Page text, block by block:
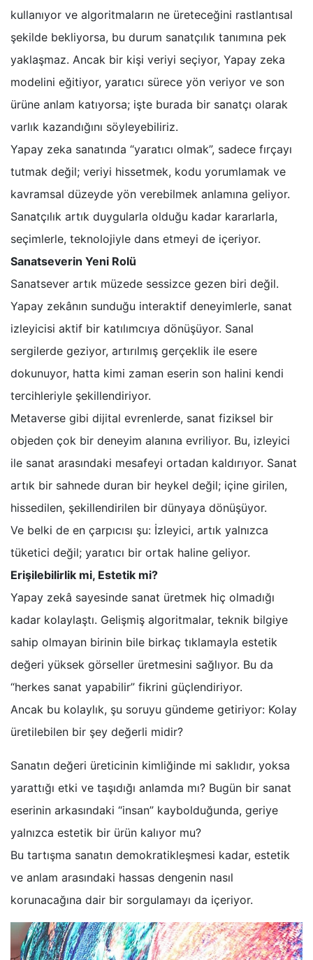
kullanıyor ve algoritmaların ne üreteceğini rastlantısal
şekilde bekliyorsa, bu durum sanatçılık tanımına pek
yaklaşmaz. Ancak bir kişi veriyi seçiyor, Yapay zeka
modelini eğitiyor, yaratıcı sürece yön veriyor ve son
ürüne anlam katıyorsa; işte burada bir sanatçı olarak
varlık kazandığını söyleyebiliriz.
Yapay zeka sanatında “yaratıcı olmak”, sadece fırçayı
tutmak değil; veriyi hissetmek, kodu yorumlamak ve
kavramsal düzeyde yön verebilmek anlamına geliyor.
Sanatçılık artık duygularla olduğu kadar kararlarla,
seçimlerle, teknolojiyle dans etmeyi de içeriyor.
Sanatseverin Yeni Rolü
Sanatsever artık müzede sessizce gezen biri değil.
Yapay zekânın sunduğu interaktif deneyimlerle, sanat
izleyicisi aktif bir katılımcıya dönüşüyor. Sanal
sergilerde geziyor, artırılmış gerçeklik ile esere
dokunuyor, hatta kimi zaman eserin son halini kendi
tercihleriyle şekillendiriyor.
Metaverse gibi dijital evrenlerde, sanat fiziksel bir
objeden çok bir deneyim alanına evriliyor. Bu, izleyici
ile sanat arasındaki mesafeyi ortadan kaldırıyor. Sanat
artık bir sahnede duran bir heykel değil; içine girilen,
hissedilen, şekillendirilen bir dünyaya dönüşüyor.
Ve belki de en çarpıcısı şu: İzleyici, artık yalnızca
tüketici değil; yaratıcı bir ortak haline geliyor.
Erişilebilirlik mi, Estetik mi?
Yapay zekâ sayesinde sanat üretmek hiç olmadığı
kadar kolaylaştı. Gelişmiş algoritmalar, teknik bilgiye
sahip olmayan birinin bile birkaç tıklamayla estetik
değeri yüksek görseller üretmesini sağlıyor. Bu da
“herkes sanat yapabilir” fikrini güçlendiriyor.
Ancak bu kolaylık, şu soruyu gündeme getiriyor: Kolay
üretilebilen bir şey değerli midir?
Sanatın değeri üreticinin kimliğinde mi saklıdır, yoksa
yarattığı etki ve taşıdığı anlamda mı? Bugün bir sanat
eserinin arkasındaki “insan” kaybolduğunda, geriye
yalnızca estetik bir ürün kalıyor mu?
Bu tartışma sanatın demokratikleşmesi kadar, estetik
ve anlam arasındaki hassas dengenin nasıl
korunacağına dair bir sorgulamayı da içeriyor.